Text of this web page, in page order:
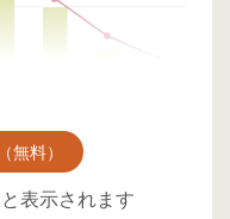
無料）
表示されます